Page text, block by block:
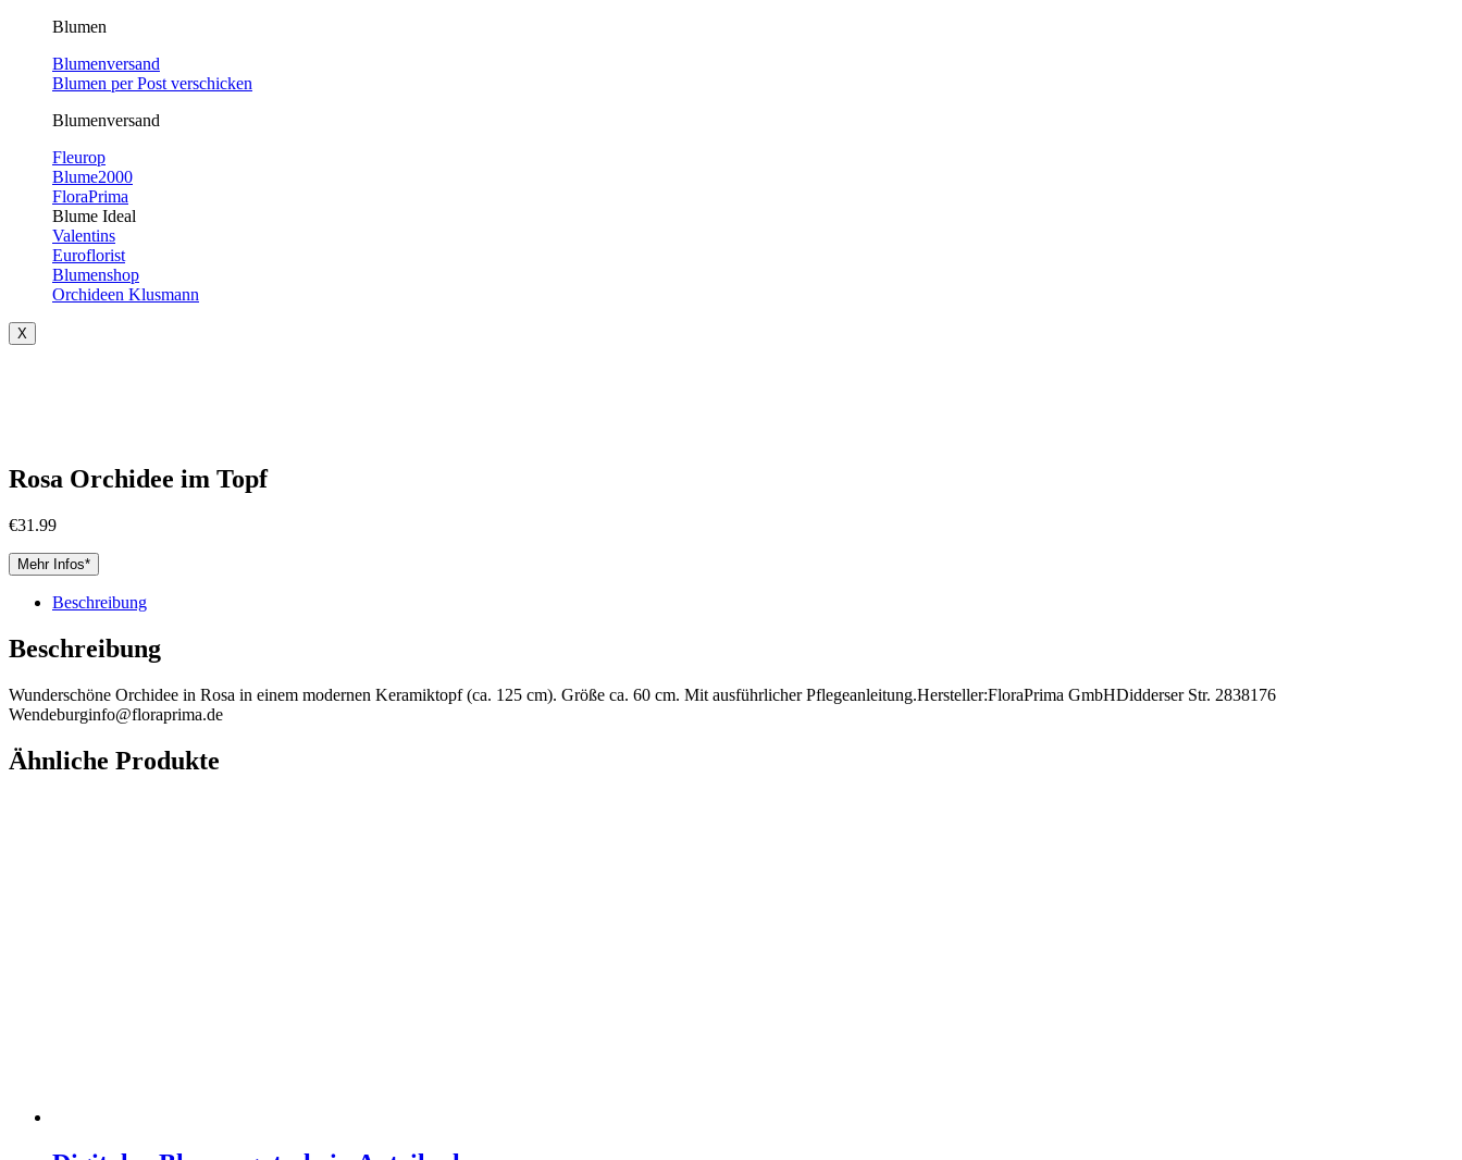
Blumen
Blumenversand
Blumen per Post verschicken
Blumenversand
Fleurop
Blume2000
FloraPrima
Blume Ideal
Valentins
Euroflorist
Blumenshop
Orchideen Klusmann
X
Rosa Orchidee im Topf
€31.99
Mehr Infos*
Beschreibung
Beschreibung
Wunderschöne Orchidee in Rosa in einem modernen Keramiktopf (ca. 125 cm). Größe ca. 60 cm. Mit ausführlicher Pflegeanleitung.Hersteller:FloraPrima GmbHDidderser Str. 2838176
Wendeburginfo@floraprima.de
Ähnliche Produkte